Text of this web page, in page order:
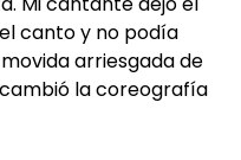
canto y no podía
arriesgada de
la coreografía